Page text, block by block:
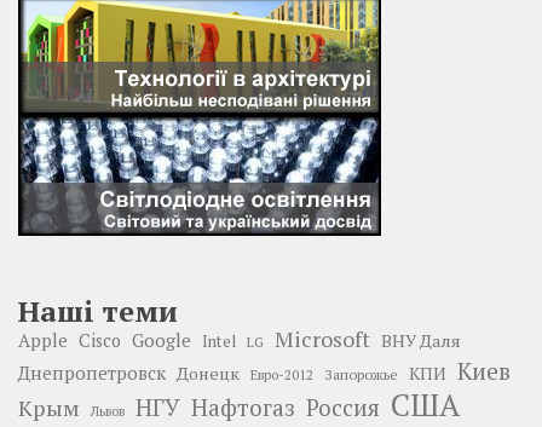
Наші теми
Apple Cisco Google Intel LG Microsoft ВНУ Даля
Днепропетровск Донецк Евро-2012 Запорожье КПИ Киев
Крым Львов НГУ Нафтогаз Россия США